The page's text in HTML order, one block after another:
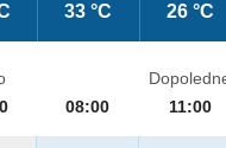
33 °C 26 °C
08:00
11:00